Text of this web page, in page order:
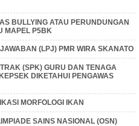
BULLYING ATAU PERUNDUNGAN
MAPEL P5BK
(LPJ) PMR WIRA SKANATO
(SPK) GURU DAN TENAGA
DIKETAHUI PENGAWAS
MORFOLOGI IKAN
SAINS NASIONAL (OSN)